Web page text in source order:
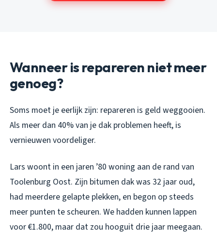
Wanneer is repareren niet meer
genoeg?
Soms moet je eerlijk zijn: repareren is geld weggooien.
Als meer dan 40% van je dak problemen heeft, is
vernieuwen voordeliger.
Lars woont in een jaren ’80 woning aan de rand van
Toolenburg Oost. Zijn bitumen dak was 32 jaar oud,
had meerdere gelapte plekken, en begon op steeds
meer punten te scheuren. We hadden kunnen lappen
voor €1.800, maar dat zou hooguit drie jaar meegaan.